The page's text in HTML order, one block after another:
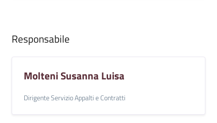
Responsabile
Molteni Susanna Luisa
Dirigente Servizio Appalti e Contratti